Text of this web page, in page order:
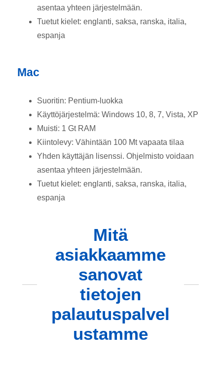
asentaa yhteen järjestelmään.
Tuetut kielet: englanti, saksa, ranska, italia,
espanja
Mac
Suoritin: Pentium-luokka
Käyttöjärjestelmä: Windows 10, 8, 7, Vista, XP
Muisti: 1 Gt RAM
Kiintolevy: Vähintään 100 Mt vapaata tilaa
Yhden käyttäjän lisenssi. Ohjelmisto voidaan
asentaa yhteen järjestelmään.
Tuetut kielet: englanti, saksa, ranska, italia,
espanja
Mitä
asiakkaamme
sanovat
tietojen
palautuspalvel
ustamme